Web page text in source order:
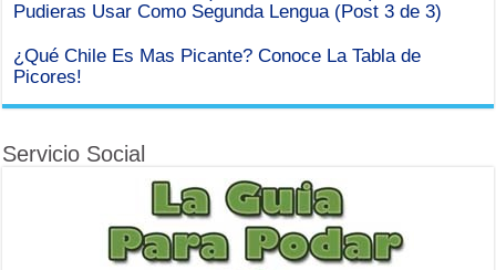
Pudieras Usar Como Segunda Lengua (Post 3 de 3)
¿Qué Chile Es Mas Picante? Conoce La Tabla de
Picores!
Servicio Social